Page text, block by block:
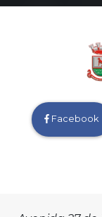
Facebook